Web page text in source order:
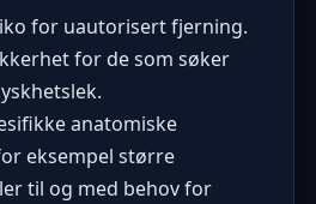
for uautorisert fjerning.
for de som søker
anatomiske
eksempel større
til og med behov for